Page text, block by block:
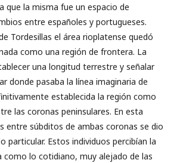
que la misma fue un espacio de
entre españoles y portugueses.
Tordesillas el área rioplatense quedó
como una región de frontera. La
una longitud terrestre y señalar
donde pasaba la línea imaginaria de
establecida la región como
las coronas peninsulares. En esta
entre súbditos de ambas coronas se dio
particular. Estos individuos percibían la
como lo cotidiano, muy alejado de las